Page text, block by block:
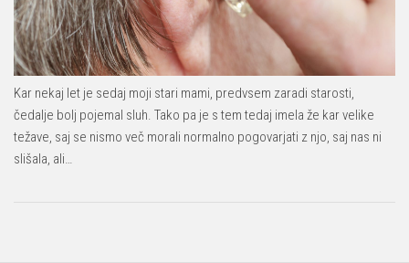
Kar nekaj let je sedaj moji stari mami, predvsem zaradi starosti,
čedalje bolj pojemal sluh. Tako pa je s tem tedaj imela že kar velike
težave, saj se nismo več morali normalno pogovarjati z njo, saj nas ni
slišala, ali…